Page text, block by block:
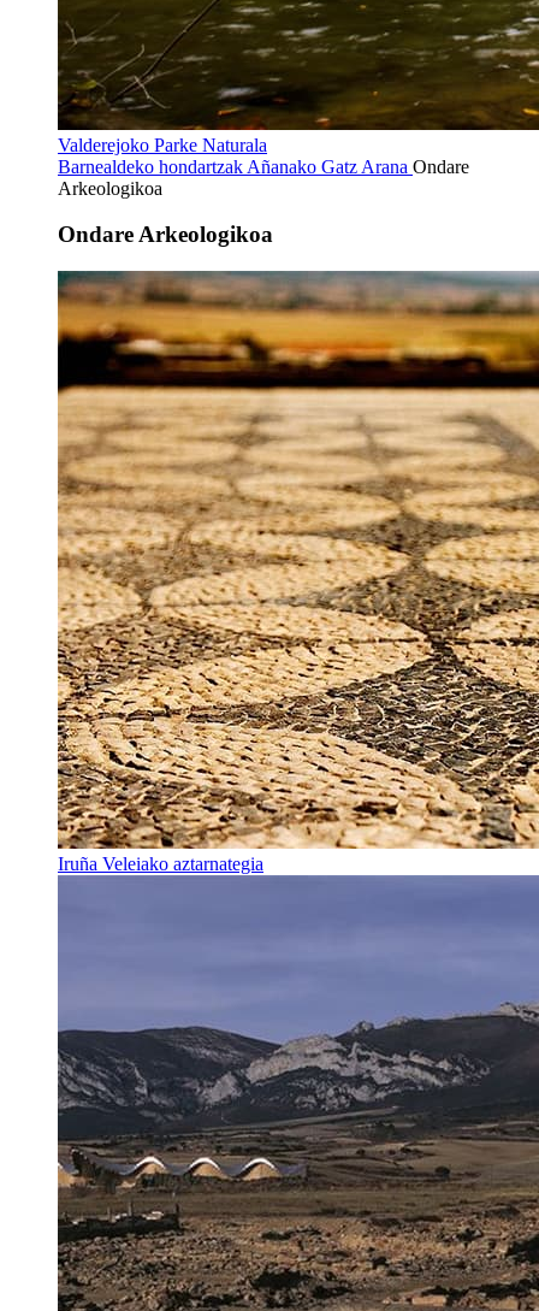
Valderejoko Parke Naturala
Barnealdeko hondartzak Añanako Gatz Arana Ondare
Arkeologikoa
Ondare Arkeologikoa
Iruña Veleiako aztarnategia